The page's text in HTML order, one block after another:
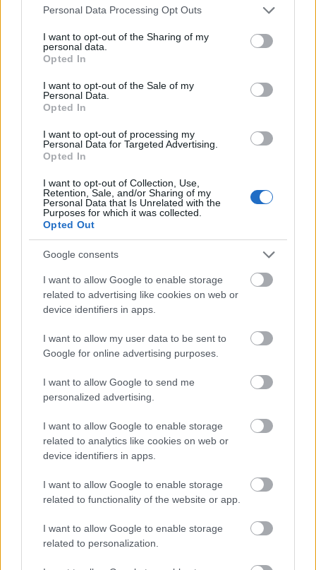
Please note that this website/app uses one or more Google
not limited to your visit or usage behaviour. You may click to
grant or deny consent to Google and its third-party tags to
use your data for below specified purposes in below Google
consent section.
Personal Data Processing Opt Outs
I want to opt-out of the Sharing of my
personal data.
Opted In
I want to opt-out of the Sale of my
Personal Data.
Opted In
I want to opt-out of processing my
Personal Data for Targeted Advertising.
Opted In
I want to opt-out of Collection, Use,
Retention, Sale, and/or Sharing of my
Personal Data that Is Unrelated with the
Purposes for which it was collected.
Opted Out
Google consents
I want to allow Google to enable storage
related to advertising like cookies on web or
device identifiers in apps.
I want to allow my user data to be sent to
Google for online advertising purposes.
I want to allow Google to send me
personalized advertising.
I want to allow Google to enable storage
related to analytics like cookies on web or
device identifiers in apps.
I want to allow Google to enable storage
related to functionality of the website or app.
I want to allow Google to enable storage
related to personalization.
magannyugdijpenztar-tag/144576512259767?
created
Dracon
15 éve
Hát ez a dream team még egy pódiumra se állna fel
nem hogy összefogna és közösen jól megmondana
7esbusz
15 éve
középosztálynak. (Már ha van ilyen egyáltalán. Én
reménykedem benne....)
Nem vagyok fideszes
@Dracon:
Azért ne adjuk fel, ez a mostani helyzet van olyan
súlyos, hogy még a legmakacsabb pofák is
hajlandóak legyenek legalább 5 percre félretenni az
H3kt1kuss (törölt)
15 éve
@Jó Estét